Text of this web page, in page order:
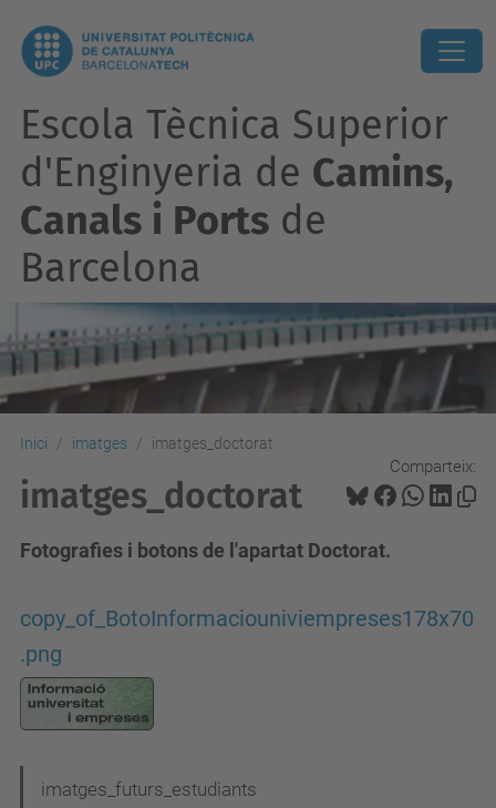
Escola Tècnica Superior
d'Enginyeria de Camins,
Canals i Ports de
Barcelona
Inici imatges imatges_doctorat
Comparteix:
imatges_doctorat
Fotografies i botons de l'apartat Doctorat.
copy_of_BotoInformaciouniviempreses178x70
.png
imatges_futurs_estudiants